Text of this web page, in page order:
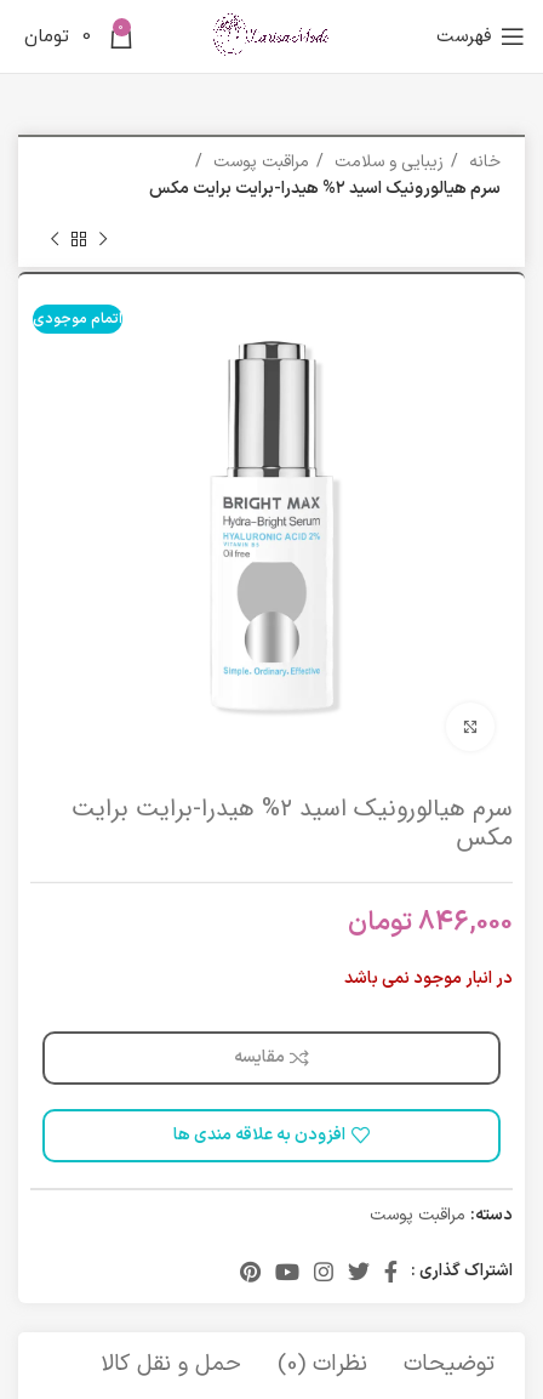
فهرست 0
0 تومان
خانه زیبایی و سلامت
مراقبت پوست
سرم هیالورونیک اسید ۲% هیدرا-برایت برایت مکس
اتمام موجودی
سرم هیالورونیک اسید ۲% هیدرا-برایت برایت
مکس
846,000تومان
در انبار موجود نمی باشد
مقایسه
افزودن به علاقه مندی ها
دسته: مراقبت پوست
اشتراک گذاری :
توضیحات نظرات (0) حمل و نقل کالا